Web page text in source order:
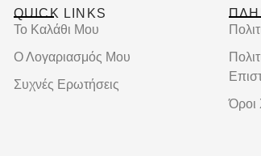
QUICK LINKS
Το Καλάθι Μου
Ο Λογαριασμός Μου
Συχνές Ερωτήσεις
Όροι